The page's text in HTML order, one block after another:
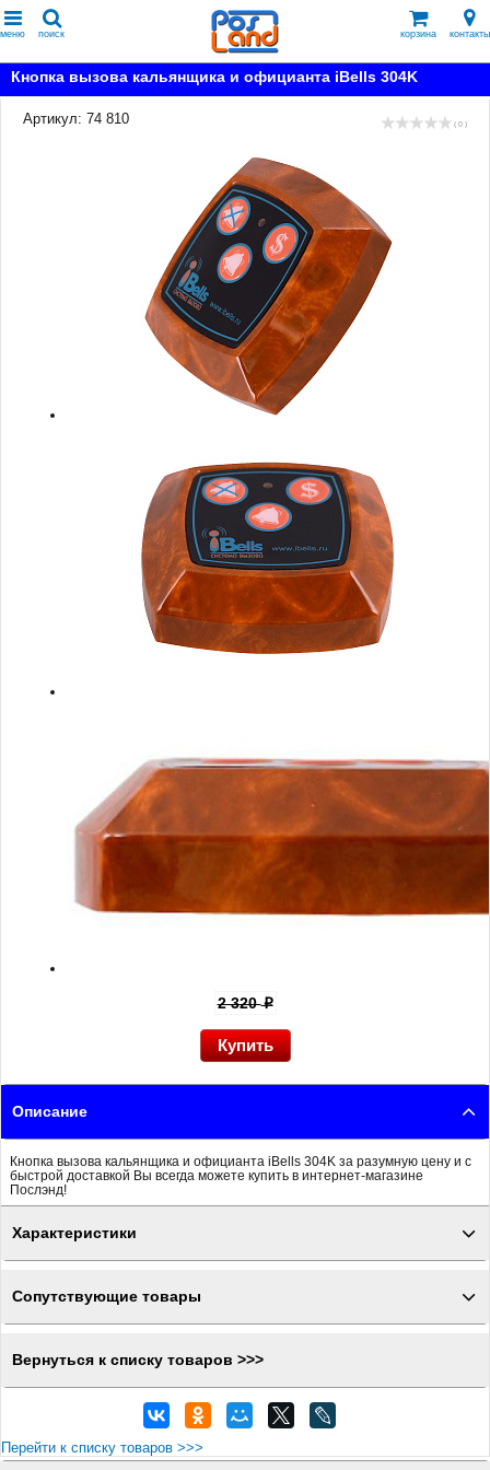
меню поиск корзина контакты
Кнопка вызова кальянщика и официанта iBells 304K
Артикул: 74 810 ( 0 )
2 320p
Описание
Кнопка вызова кальянщика и официанта iBells 304K за разумную цену и с
быстрой доставкой Вы всегда можете купить в интернет-магазине
Послэнд!
Характеристики
Сопутствующие товары
Вернуться к списку товаров >>>
Перейти к списку товаров >>>